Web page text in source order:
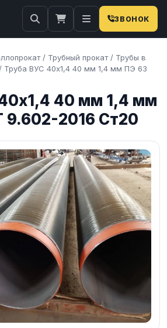
ЗВОНОК
/ Трубный прокат / Трубы в
/ Труба ВУС 40х1,4 40 мм 1,4 мм ПЭ 63
40 мм 1,4 мм
9.602-2016 Ст20